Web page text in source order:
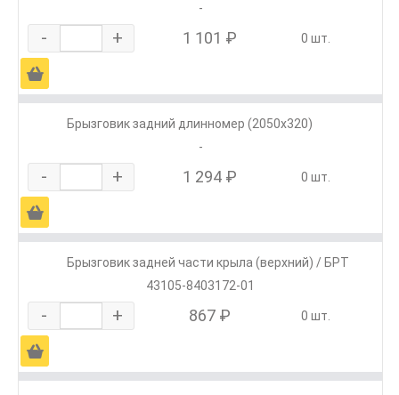
-
- + 1 101 ₽ 0 шт.
Ä
Брызговик задний длинномер (2050х320)
-
- + 1 294 ₽ 0 шт.
Ä
Брызговик задней части крыла (верхний) / БРТ
43105-8403172-01
- + 867 ₽ 0 шт.
Ä